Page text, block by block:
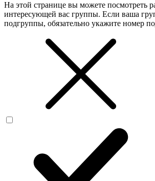
На этой странице вы можете посмотреть
интересующей вас группы. Если ваша
подгруппы, обязательно укажите номер